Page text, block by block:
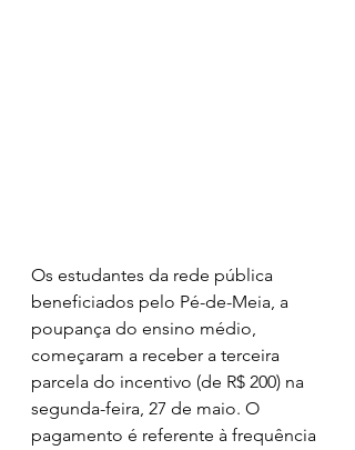
Os estudantes da rede pública
beneficiados pelo Pé-de-Meia, a
poupança do ensino médio,
começaram a receber a terceira
parcela do incentivo (de R$ 200) na
segunda-feira, 27 de maio. O
pagamento é referente à frequência